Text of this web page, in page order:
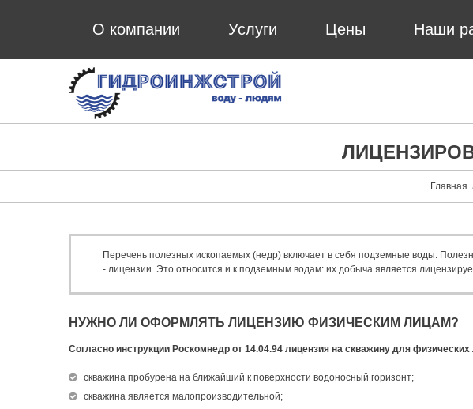
О компании Услуги Цены Наши
Главная
Перечень полезных ископаемых (недр) включает в себя подземные воды.
- лицензии. Это относится и к подземным водам: их добыча является
НУЖНО ЛИ ОФОРМЛЯТЬ ЛИЦЕНЗИЮ ФИЗИЧЕСКИМ ЛИЦАМ?
Согласно инструкции Роскомнедр от 14.04.94 лицензия на скважину для
скважина пробурена на ближайший к поверхности водоносный горизонт;
скважина является малопроизводительной;